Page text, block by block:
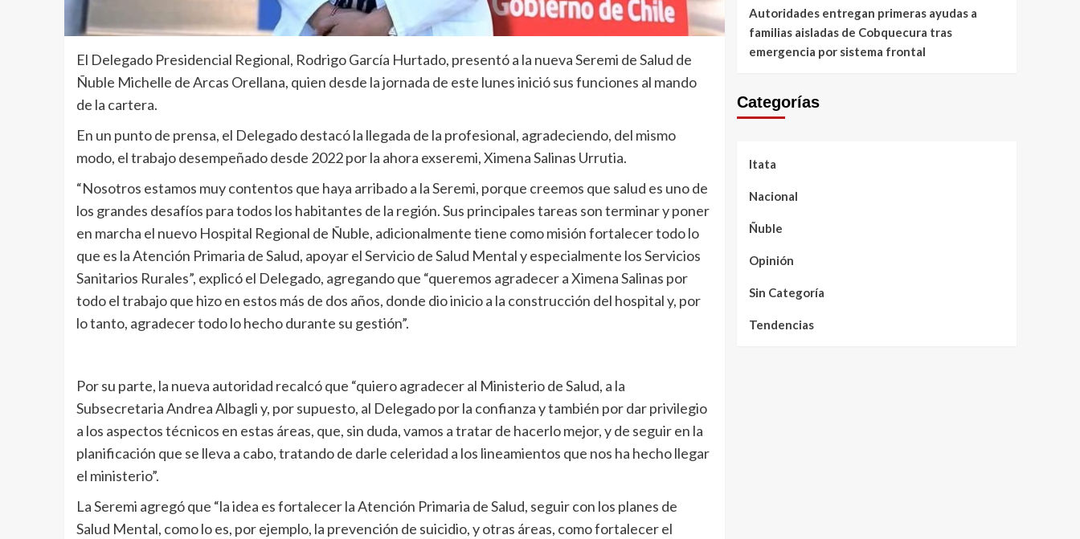
El Delegado Presidencial Regional, Rodrigo García Hurtado, presentó a la nueva Seremi de Salud de
Ñuble Michelle de Arcas Orellana, quien desde la jornada de este lunes inició sus funciones al mando
de la cartera.
En un punto de prensa, el Delegado destacó la llegada de la profesional, agradeciendo, del mismo
modo, el trabajo desempeñado desde 2022 por la ahora exseremi, Ximena Salinas Urrutia.
“Nosotros estamos muy contentos que haya arribado a la Seremi, porque creemos que salud es uno de
los grandes desafíos para todos los habitantes de la región. Sus principales tareas son terminar y poner
en marcha el nuevo Hospital Regional de Ñuble, adicionalmente tiene como misión fortalecer todo lo
que es la Atención Primaria de Salud, apoyar el Servicio de Salud Mental y especialmente los Servicios
Sanitarios Rurales”, explicó el Delegado, agregando que “queremos agradecer a Ximena Salinas por
todo el trabajo que hizo en estos más de dos años, donde dio inicio a la construcción del hospital y, por
lo tanto, agradecer todo lo hecho durante su gestión”.
Por su parte, la nueva autoridad recalcó que “quiero agradecer al Ministerio de Salud, a la
Subsecretaria Andrea Albagli y, por supuesto, al Delegado por la confianza y también por dar privilegio
a los aspectos técnicos en estas áreas, que, sin duda, vamos a tratar de hacerlo mejor, y de seguir en la
planificación que se lleva a cabo, tratando de darle celeridad a los lineamientos que nos ha hecho llegar
el ministerio”.
La Seremi agregó que “la idea es fortalecer la Atención Primaria de Salud, seguir con los planes de
Salud Mental, como lo es, por ejemplo, la prevención de suicidio, y otras áreas, como fortalecer el
Autoridades entregan primeras ayudas a
familias aisladas de Cobquecura tras
emergencia por sistema frontal
Categorías
Itata
Nacional
Ñuble
Opinión
Sin Categoría
Tendencias